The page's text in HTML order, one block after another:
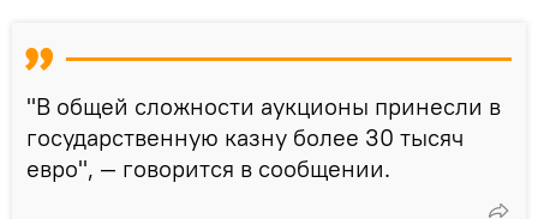
"В общей сложности аукционы принесли в
государственную казну более 30 тысяч
евро", — говорится в сообщении.